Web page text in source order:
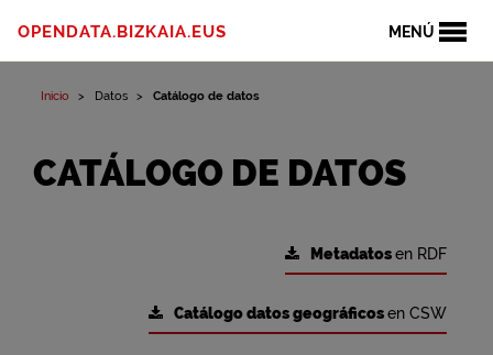
MENÚ
OPENDATA.BIZKAIA.EUS
Inicio Datos Catálogo de datos
CATÁLOGO DE DATOS
Metadatosen RDF
Catálogo datos geográficosen CSW